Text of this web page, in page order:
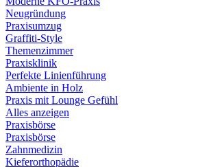
Neugründung
Praxisumzug
Graffiti-Style
Themenzimmer
Praxisklinik
Perfekte Linienführung
Ambiente in Holz
Praxis mit Lounge Gefühl
Alles anzeigen
Praxisbörse
Praxisbörse
Zahnmedizin
Kieferorthopädie